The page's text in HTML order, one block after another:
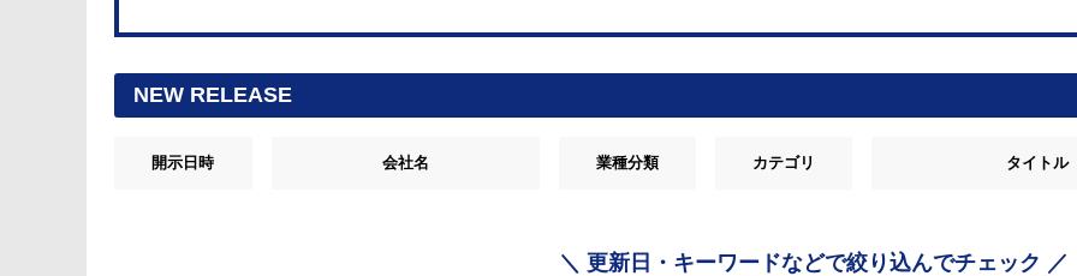
NEW RELEASE
開示日時 会社名 業種分類 カテゴリ タイトル
＼ 更新日・キーワードなどで絞り込んでチェック ／